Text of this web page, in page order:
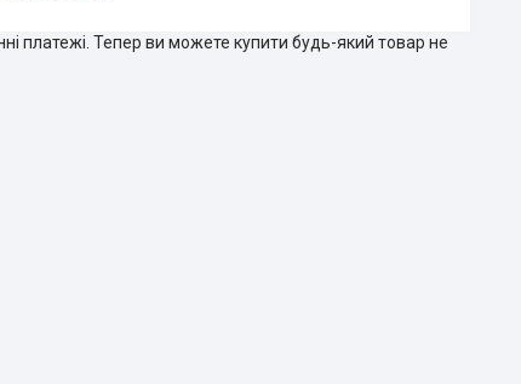
платежі. Тепер ви можете купити будь-який товар не